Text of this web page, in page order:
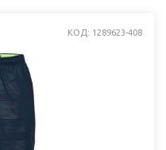
КОД: 1289623-408